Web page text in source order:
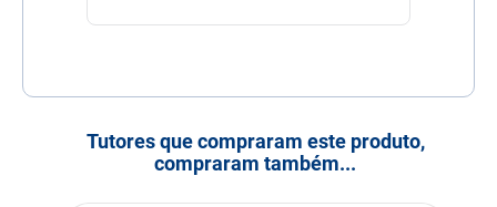
Tutores que compraram este produto,
compraram também...